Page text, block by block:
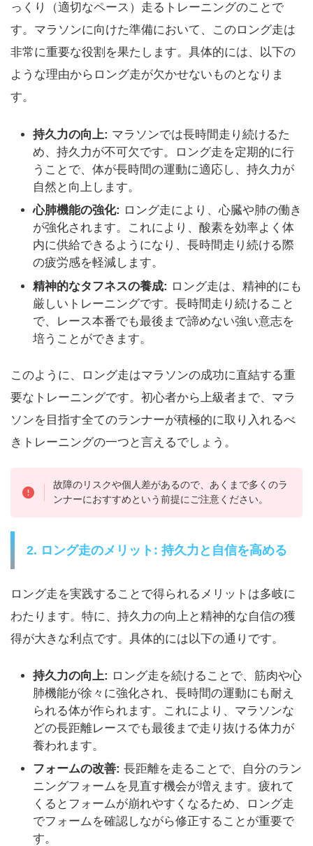
っくり（適切なペース）走るトレーニングのことで
す。マラソンに向けた準備において、このロング走は
非常に重要な役割を果たします。具体的には、以下の
ような理由からロング走が欠かせないものとなりま
す。
持久力の向上: マラソンでは長時間走り続けるた
め、持久力が不可欠です。ロング走を定期的に行
うことで、体が長時間の運動に適応し、持久力が
自然と向上します。
心肺機能の強化: ロング走により、心臓や肺の働き
が強化されます。これにより、酸素を効率よく体
内に供給できるようになり、長時間走り続ける際
の疲労感を軽減します。
精神的なタフネスの養成: ロング走は、精神的にも
厳しいトレーニングです。長時間走り続けること
で、レース本番でも最後まで諦めない強い意志を
培うことができます。
このように、ロング走はマラソンの成功に直結する重
要なトレーニングです。初心者から上級者まで、マラ
ソンを目指す全てのランナーが積極的に取り入れるべ
きトレーニングの一つと言えるでしょう。
故障のリスクや個人差があるので、あくまで多くのラ
ンナーにおすすめという前提にご注意ください。
2. ロング走のメリット: 持久力と自信を高める
ロング走を実践することで得られるメリットは多岐に
わたります。特に、持久力の向上と精神的な自信の獲
得が大きな利点です。具体的には以下の通りです。
持久力の向上: ロング走を続けることで、筋肉や心
肺機能が徐々に強化され、長時間の運動にも耐え
られる体が作られます。これにより、マラソンな
どの長距離レースでも最後まで走り抜ける体力が
養われます。
フォームの改善: 長距離を走ることで、自分のラン
ニングフォームを見直す機会が増えます。疲れて
くるとフォームが崩れやすくなるため、ロング走
でフォームを確認しながら修正することが重要で
す。